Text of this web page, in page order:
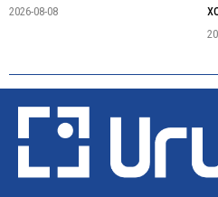
2026-08-08